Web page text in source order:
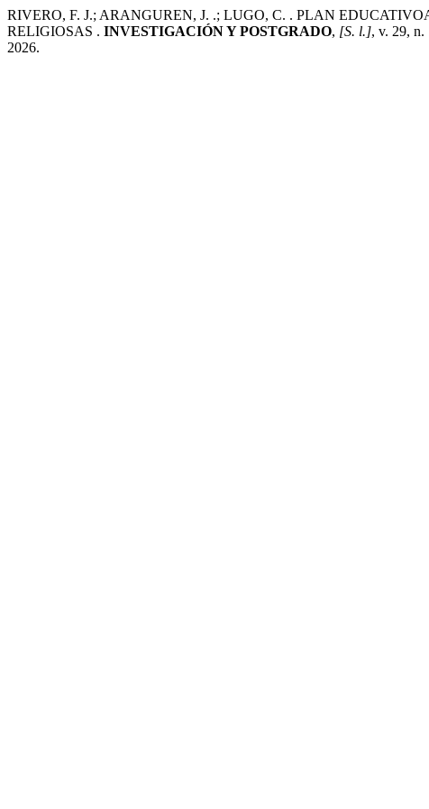
RIVERO, F. J.; ARANGUREN, J. .; LUGO, C. . PLAN
RELIGIOSAS . INVESTIGACIÓN Y POSTGRADO, [S. l.], v. 29, n.
2026.